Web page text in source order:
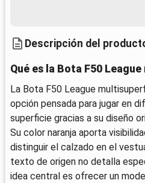
Descripción del
Qué es la Bota F50
La Bota F50 League
opción pensada para jugar en
superficie gracias a su diseño
Su color naranja aporta
distinguir el calzado en el
texto de origen no detalla
idea central es ofrecer un